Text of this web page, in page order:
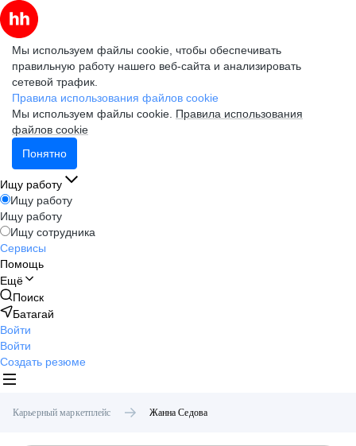
Мы используем файлы cookie, чтобы обеспечивать
правильную работу нашего веб-сайта и анализировать
сетевой трафик.
Правила использования файлов cookie
Мы используем файлы cookie. Правила использования
файлов cookie
Понятно
Ищу работу
Ищу работу
Ищу работу
Ищу сотрудника
Сервисы
Помощь
Ещё
Поиск
Батагай
Войти
Войти
Создать резюме
Карьерный маркетплейс Жанна Седова